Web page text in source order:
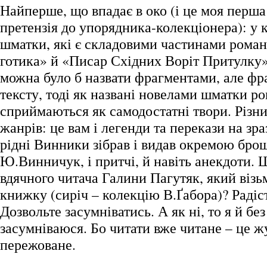
Найперше, що впадає в око (і це моя
претензія до упорядника-колекціонера): у
шматки, які є складовими частинами
готика» й «Писар Східних Воріт
можна було б назвати фрагментами, але
тексту, тоді як названі новелами шматки
сприймаються як самодостатні твори.
жанрів: це вам і легенди та перекази на
рідні Винники зібрав і видав окремою
Ю.Винничук, і притчі, й навіть анекдоти.
вдячного читача Галини Пагутяк, який
книжку (сиріч – колекцію В.Ґабора)?
Дозвольте засумніватись. А як ні, то я й
засумніваюся. Бо читати вже читане – це
пережоване.